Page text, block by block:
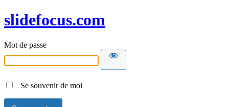
slidefocus.com
Mot de passe
Se souvenir de moi